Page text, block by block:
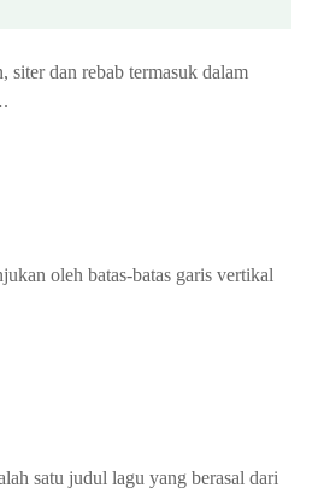
siter dan rebab termasuk dalam
oleh batas-batas garis vertikal
satu judul lagu yang berasal dari